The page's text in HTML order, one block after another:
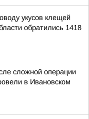
укусов клещей
обратились 1418
сложной операции
в Ивановском